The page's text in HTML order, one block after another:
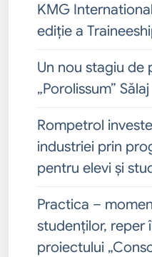
KMG
ediție a
Un nou stagiu de
„Porolissum” Sălaj
Rompetrol
industriei prin
pentru elevi și
Practica –
studenților, reper
proiectului